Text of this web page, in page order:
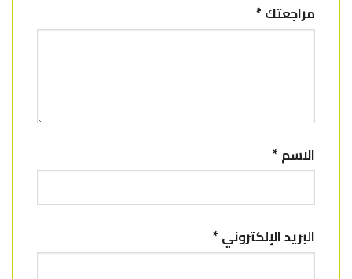
مراجعتك*
الاسم*
البريد الإلكتروني*